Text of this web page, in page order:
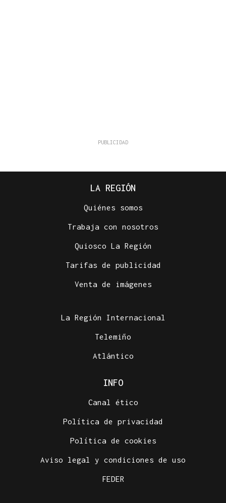
LA REGIÓN
Quiénes somos
Trabaja con nosotros
Quiosco La Región
Tarifas de publicidad
Venta de imágenes
La Región Internacional
Telemiño
Atlántico
INFO
Canal ético
Política de privacidad
Política de cookies
Aviso legal y condiciones de uso
FEDER